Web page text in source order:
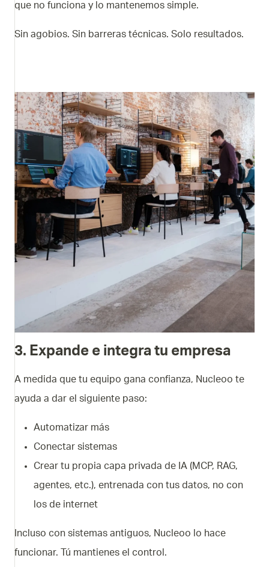
que no funciona y lo mantenemos simple.
Sin agobios. Sin barreras técnicas. Solo resultados.
3. Expande e integra tu empresa
A medida que tu equipo gana confianza, Nucleoo te
ayuda a dar el siguiente paso:
Automatizar más
Conectar sistemas
Crear tu propia capa privada de IA (MCP, RAG,
agentes, etc.), entrenada con tus datos, no con
los de internet
Incluso con sistemas antiguos, Nucleoo lo hace
funcionar. Tú mantienes el control.